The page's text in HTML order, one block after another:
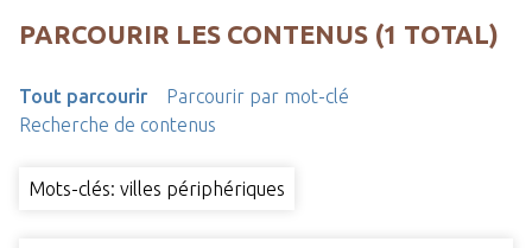
PARCOURIR LES CONTENUS (1 TOTAL)
Tout parcourir
Parcourir par mot-clé
Recherche de contenus
Mots-clés: villes périphériques